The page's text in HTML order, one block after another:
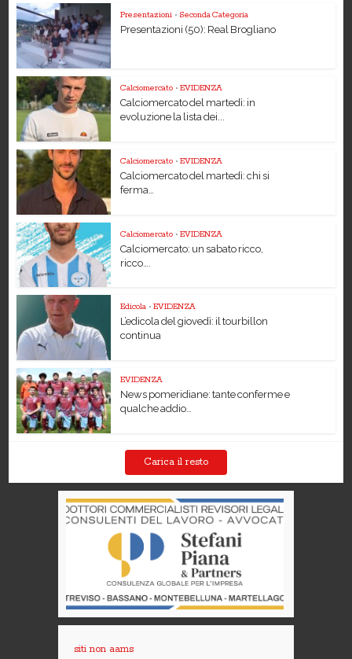
Presentazioni • Seconda Categoria
Presentazioni (50): Real Brogliano
Calciomercato • EVIDENZA
Calciomercato del martedì: in
evoluzione la lista dei...
Calciomercato • EVIDENZA
Calciomercato del martedì: chi si
ferma…
Calciomercato • EVIDENZA
Calciomercato: un sabato ricco,
ricco….
Edicola • EVIDENZA
L’edicola del giovedì: il tourbillon
continua
EVIDENZA
News pomeridiane: tante conferme e
qualche addio…
Carica il resto
siti non aams